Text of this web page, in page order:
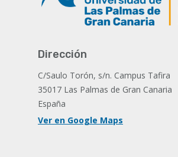
Dirección
C/Saulo Torón, s/n. Campus Tafira
35017 Las Palmas de Gran Canaria
España
Ver en Google Maps